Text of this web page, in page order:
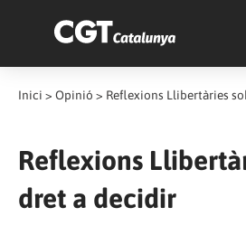
Inici > Opinió > Reflexions Llibertàries
Reflexions
dret a decidir